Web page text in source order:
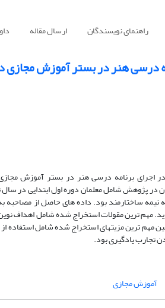
راهنمای نویسندگان ارسال مقاله
درسی هنر در بستر آموزش مجازی
برنامه‌‌ درسی هنر در بستر آموزش
­ساختارمند بود. داده­ های حاصل از مصاحبه
مهم­ ترین مقولات استخراج شده شامل اهداف
­ترین مزیت­های استخراج شده شامل استفاده از
تجارب یادگیری بود.
آموزش مجازی